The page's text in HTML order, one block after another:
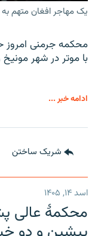
یک مهاجر افغان متهم
محکمه جرمنی امروز
با موتر در شهر
ادامه خبر ...
شریک ساختن
اسد ۱۴, ۱۴۰۵
محکمۀ عالی